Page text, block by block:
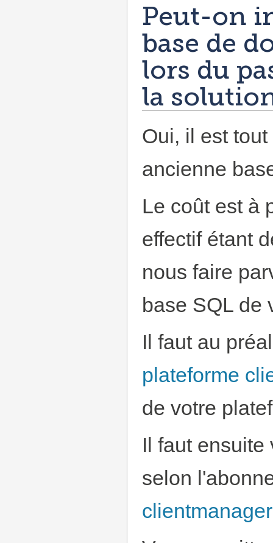
Peut-on
base de
lors du
la
Oui, il est
ancienne
Le coût est à
effectif étant
nous faire
base SQL de
Il faut au
plateforme
de votre
Il faut ensuite
selon
clientmanager